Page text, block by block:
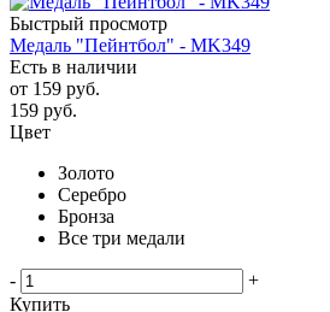
Быстрый просмотр
Медаль "Пейнтбол" - MK349
Есть в наличии
от 159 руб.
159 руб.
Цвет
Золото
Серебро
Бронза
Все три медали
-
+
Купить